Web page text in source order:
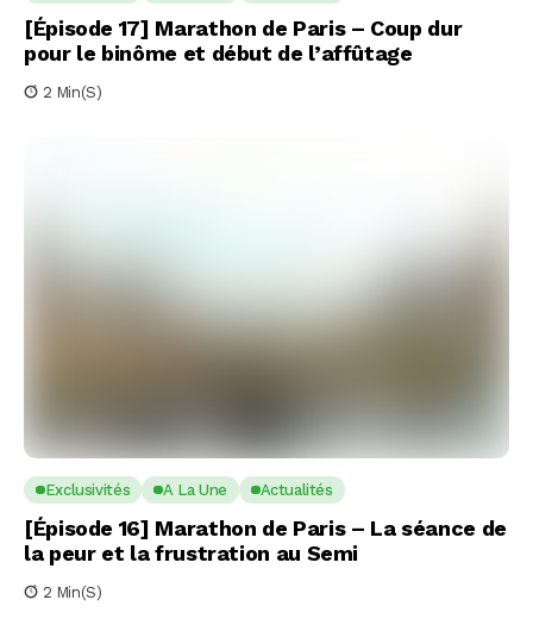
[Épisode 17] Marathon de Paris – Coup dur
pour le binôme et début de l’affûtage
2 Min(s)
Exclusivités A La Une Actualités
[Épisode 16] Marathon de Paris – La séance de
la peur et la frustration au Semi
2 Min(s)